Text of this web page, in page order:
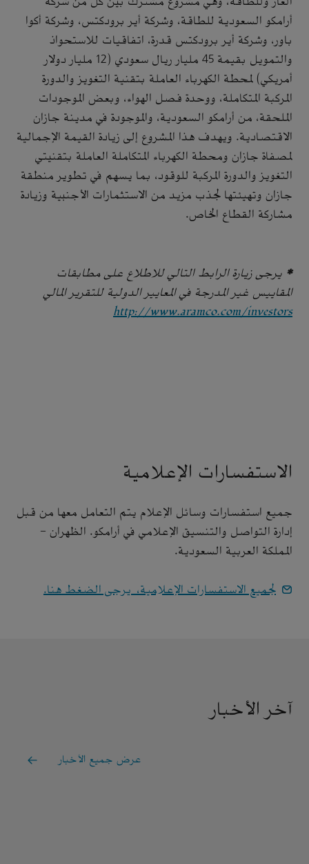
أرامكو السعودية للطاقة، وشركة أير برودكتس، وشركة أكوا
باور، وشركة أير برودكتس قدرة، اتفاقيات للاستحواذ
والتمويل بقيمة 45 مليار ريال سعودي (12 مليار دولار
أمريكي) لمحطة الكهرباء العاملة بتقنية التغويز والدورة
المركبة المتكاملة، ووحدة فصل الهواء، وبعض الموجودات
الملحقة، من أرامكو السعودية، والموجودة في مدينة جازان
الاقتصادية. ويهدف هذا المشروع إلى زيادة القيمة الإجمالية
لمصفاة جازان ومحطة الكهرباء المتكاملة العاملة بتقنيتي
التغويز والدورة المركبة للوقود، بما يسهم في تطوير منطقة
جازان وتهيئتها لجذب مزيد من الاستثمارات الأجنبية وزيادة
مشاركة القطاع الخاص.
* يرجى زيارة الرابط التالي للاطلاع على مطابقات
المقاييس غير المدرجة في المعايير الدولية للتقرير المالي
http://www.aramco.com/investors
الاستفسارات الإعلامية
جميع استفسارات وسائل الإعلام يتم التعامل معها من قبل
إدارة التواصل والتنسيق الإعلامي في أرامكو. الظهران -
المملكة العربية السعودية.
لجميع الاستفسارات الإعلامية، يرجى الضغط هنا.
آخر الأخبار
عرض جميع الأخبار